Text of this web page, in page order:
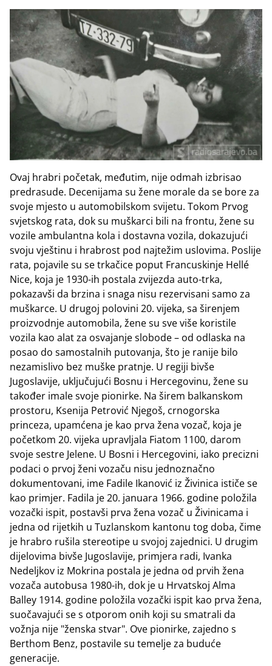
Ovaj hrabri početak, međutim, nije odmah izbrisao
predrasude. Decenijama su žene morale da se bore za
svoje mjesto u automobilskom svijetu. Tokom Prvog
svjetskog rata, dok su muškarci bili na frontu, žene su
vozile ambulantna kola i dostavna vozila, dokazujući
svoju vještinu i hrabrost pod najtežim uslovima. Poslije
rata, pojavile su se trkačice poput Francuskinje Hellé
Nice, koja je 1930-ih postala zvijezda auto-trka,
pokazavši da brzina i snaga nisu rezervisani samo za
muškarce. U drugoj polovini 20. vijeka, sa širenjem
proizvodnje automobila, žene su sve više koristile
vozila kao alat za osvajanje slobode – od odlaska na
posao do samostalnih putovanja, što je ranije bilo
nezamislivo bez muške pratnje. U regiji bivše
Jugoslavije, uključujući Bosnu i Hercegovinu, žene su
također imale svoje pionirke. Na širem balkanskom
prostoru, Ksenija Petrović Njegoš, crnogorska
princeza, upamćena je kao prva žena vozač, koja je
početkom 20. vijeka upravljala Fiatom 1100, darom
svoje sestre Jelene. U Bosni i Hercegovini, iako precizni
podaci o prvoj ženi vozaču nisu jednoznačno
dokumentovani, ime Fadile Ikanović iz Živinica ističe se
kao primjer. Fadila je 20. januara 1966. godine položila
vozački ispit, postavši prva žena vozač u Živinicama i
jedna od rijetkih u Tuzlanskom kantonu tog doba, čime
je hrabro rušila stereotipe u svojoj zajednici. U drugim
dijelovima bivše Jugoslavije, primjera radi, Ivanka
Nedeljkov iz Mokrina postala je jedna od prvih žena
vozača autobusa 1980-ih, dok je u Hrvatskoj Alma
Balley 1914. godine položila vozački ispit kao prva žena,
suočavajući se s otporom onih koji su smatrali da
vožnja nije "ženska stvar". Ove pionirke, zajedno s
Berthom Benz, postavile su temelje za buduće
generacije.